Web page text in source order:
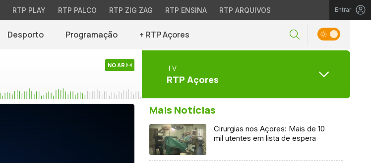
RTP PLAY RTP PALCO RTP ZIG ZAG RTP ENSINA RTP ARQUIVOS Entrar
Desporto Programação + RTP Açores
NO AR TV
RTP Açores
Mais Notícias
Cirurgias nos Açores: Mais de 10
mil utentes em lista de espera